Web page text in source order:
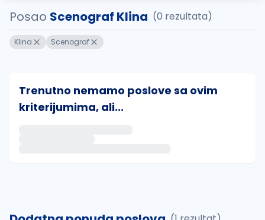
Posao Scenograf Klina (0 rezultata)
Klina Scenograf
Trenutno nemamo poslove sa ovim
kriterijumima, ali...